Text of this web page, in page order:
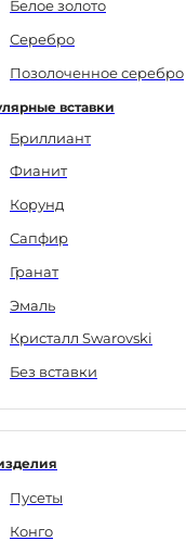
Белое золото
Серебро
Позолоченное серебро
вставки
Бриллиант
Фианит
Корунд
Сапфир
Гранат
Эмаль
Кристалл Swarovski
Без вставки
Пусеты
Конго